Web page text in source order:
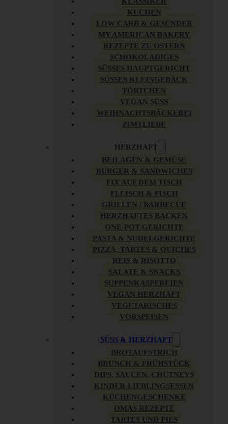
KUCHEN
LOW CARB & GESÜNDER
MY AMERICAN BAKERY
REZEPTE ZU OSTERN
SCHOKOLADIGES
SÜSSES HAUPTGERICHT
SÜSSES KLEINGEBÄCK
TÖRTCHEN
VEGAN SÜSS
WEIHNACHTSBÄCKEREI
ZIMTLIEBE
HERZHAFT
BEILAGEN & GEMÜSE
BURGER & SANDWICHES
FIX AUF DEM TISCH
FLEISCH & FISCH
GRILLEN / BARBECUE
HERZHAFTES BACKEN
ONE-POT-GERICHTE
PASTA & NUDELGERICHTE
PIZZA, TARTES & QUICHES
REIS & RISOTTO
SALATE & SNACKS
SUPPENKASPEREIEN
VEGAN HERZHAFT
VEGETARISCHES
VORSPEISEN
SÜSS & HERZHAFT
BROTAUFSTRICH
BRUNCH & FRÜHSTÜCK
DIPS, SAUCEN, CHUTNEYS
KINDER-LIEBLINGSESSEN
KÜCHENGESCHENKE
OMAS REZEPTE
TARTES UND PIES